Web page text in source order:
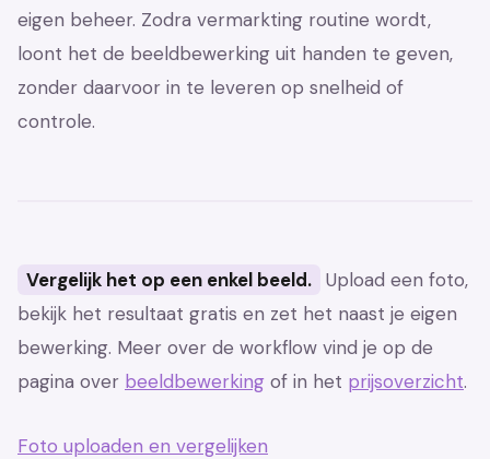
eigen beheer. Zodra vermarkting routine wordt,
loont het de beeldbewerking uit handen te geven,
zonder daarvoor in te leveren op snelheid of
controle.
Vergelijk het op een enkel beeld. Upload een foto,
bekijk het resultaat gratis en zet het naast je eigen
bewerking. Meer over de workflow vind je op de
pagina over beeldbewerking of in het prijsoverzicht.
Foto uploaden en vergelijken